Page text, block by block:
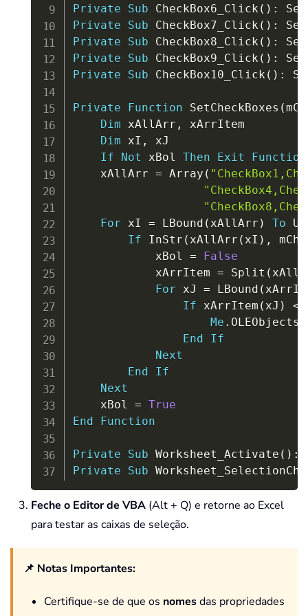
Private Sub CheckBox6_Click ( ) :
Private
Sub CheckBox7_Click ( ) :
Private
Sub CheckBox8_Click ( ) :
Private
Sub CheckBox9_Click ( ) :
Private
Sub CheckBox10_Click ( ) :
Private Function SetCheckBoxes (
Dim xAllArr ,
xArrItem
Dim xI ,
xJ
If
Not xBol Then Exit
Function
    xAllArr
= Array (
For xI = LBound ( xAllArr ) To
If InStr ( xAllArr ( xI ) ,
            xBol
=
False
            xArrItem
= Split (
For xJ = LBound (
If xArrItem ( xJ ) <
Me . OLEObjects
End
If
Next
End
If
Next
    xBol
= True
End
Function
Private Sub Worksheet_Activate ( ) :
Private
Sub
Feche o Editor de VBA (Alt + Q) e retorne ao Excel
para testar as caixas de seleção.
📌 Notas Importantes:
Certifique-se de que os nomesdas propriedades